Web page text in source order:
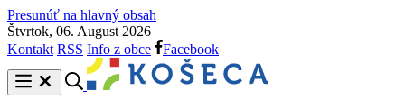
Presunúť na hlavný obsah
Štvrtok, 06. August 2026
Kontakt RSS Info z obce Facebook